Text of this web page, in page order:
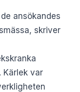
ansökandes
skriver
Kärlek var